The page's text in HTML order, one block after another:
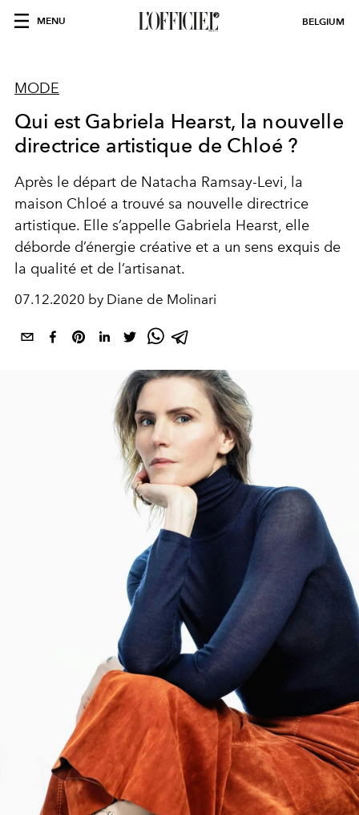
MENU BELGIUM
MODE
Qui est Gabriela Hearst, la nouvelle
directrice artistique de Chloé ?
Après le départ de Natacha Ramsay-Levi, la
maison Chloé a trouvé sa nouvelle directrice
artistique. Elle s’appelle Gabriela Hearst, elle
déborde d’énergie créative et a un sens exquis de
la qualité et de l’artisanat.
07.12.2020 by Diane de Molinari